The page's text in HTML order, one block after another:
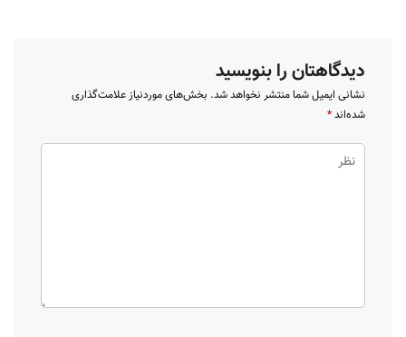
دیدگاهتان را بنویسید
نشانی ایمیل شما منتشر نخواهد شد. بخش‌های موردنیاز علامت‌گذاری
شده‌اند*